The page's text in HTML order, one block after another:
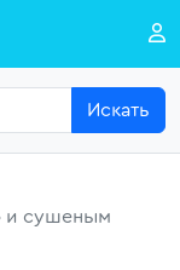
Искать
и сушеным